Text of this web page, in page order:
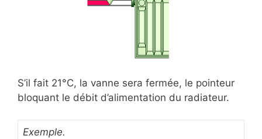
S’il fait 21°C, la vanne sera fermée, le pointeur
bloquant le débit d’alimentation du radiateur.
Exemple.